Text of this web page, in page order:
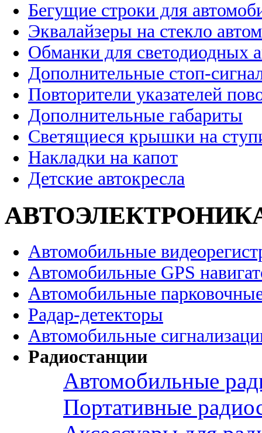
Бегущие строки для
Эквалайзеры на стекло
Обманки для светодиодных
Дополнительные стоп-
Повторители указателей
Дополнительные габариты
Светящиеся крышки на
Накладки на капот
Детские автокресла
Автомобильные
Автомобильные GPS
Автомобильные
Радар-детекторы
Автомобильные
Радиостанции
Автомобильные
Портативные